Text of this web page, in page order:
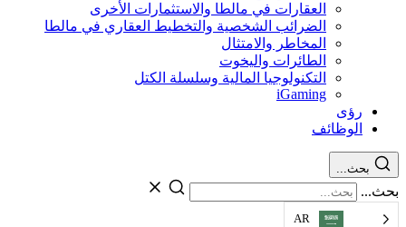
العقارات في مالطا والاستثمارات الأخرى
الضرائب الشخصية والتخطيط العقاري في مالطا
المخاطر والامتثال
الطائرات واليخوت
التكنولوجيا المالية وسلسلة الكتل
iGaming
رؤى
الوظائف
بحث...
بحث...
AR